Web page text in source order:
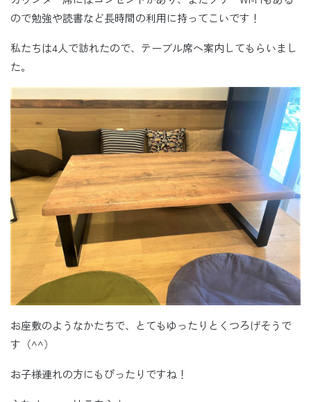
ので勉強や読書など長時間の利用に持ってこいです！
私たちは4人で訪れたので、テーブル席へ案内してもらいまし
た。
お座敷のようなかたちで、とてもゆったりとくつろげそうで
す（^^）
お子様連れの方にもぴったりですね！